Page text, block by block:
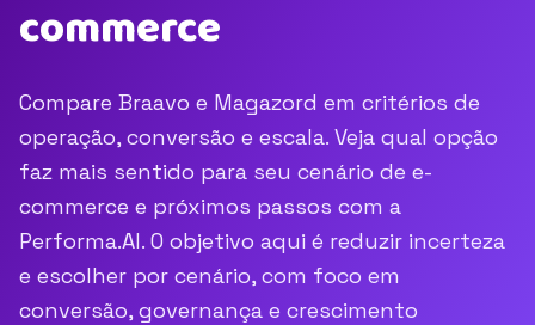
commerce
Compare Braavo e Magazord em critérios de
operação, conversão e escala. Veja qual opção
faz mais sentido para seu cenário de e-
commerce e próximos passos com a
Performa.AI. O objetivo aqui é reduzir incerteza
e escolher por cenário, com foco em
conversão, governança e crescimento